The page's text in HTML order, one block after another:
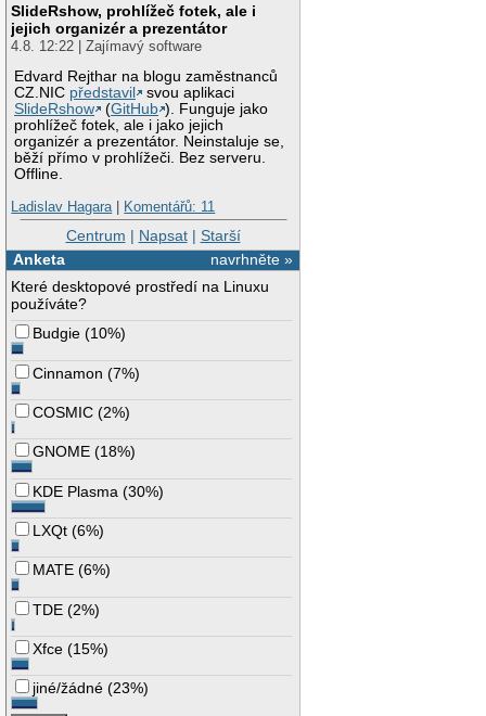
SlideRshow, prohlížeč fotek, ale i
jejich organizér a prezentátor
4.8. 12:22 | Zajímavý software
Edvard Rejthar na blogu zaměstnanců
CZ.NIC představil
svou aplikaci
SlideRshow
(GitHub ). Funguje jako
prohlížeč fotek, ale i jako jejich
organizér a prezentátor. Neinstaluje se,
běží přímo v prohlížeči. Bez serveru.
Offline.
Ladislav Hagara| Komentářů: 11
Centrum | Napsat| Starší
navrhněte »
Anketa
Které desktopové prostředí na Linuxu
používáte?
Budgie (10%)
Cinnamon (7%)
COSMIC (2%)
GNOME (18%)
KDE Plasma (30%)
LXQt (6%)
MATE (6%)
TDE (2%)
Xfce (15%)
jiné/žádné (23%)